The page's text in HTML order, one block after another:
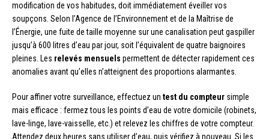
modification de vos habitudes, doit immédiatement éveiller vos
soupçons. Selon l’Agence de l’Environnement et de la Maîtrise de
l’Énergie, une fuite de taille moyenne sur une canalisation peut gaspiller
jusqu’à 600 litres d’eau par jour, soit l’équivalent de quatre baignoires
pleines. Les relevés mensuels permettent de détecter rapidement ces
anomalies avant qu’elles n’atteignent des proportions alarmantes.
Pour affiner votre surveillance, effectuez un test du compteur simple
mais efficace : fermez tous les points d’eau de votre domicile (robinets,
lave-linge, lave-vaisselle, etc.) et relevez les chiffres de votre compteur.
Attendez deux heures sans utiliser d’eau, puis vérifiez à nouveau. Si les